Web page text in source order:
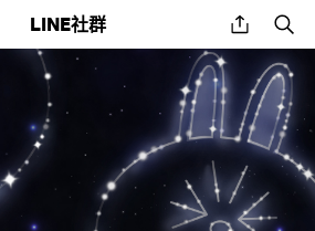
LINE社群 share